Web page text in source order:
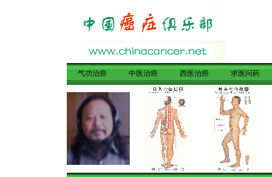
气功治癌 中医治癌 西医治癌 求医问药